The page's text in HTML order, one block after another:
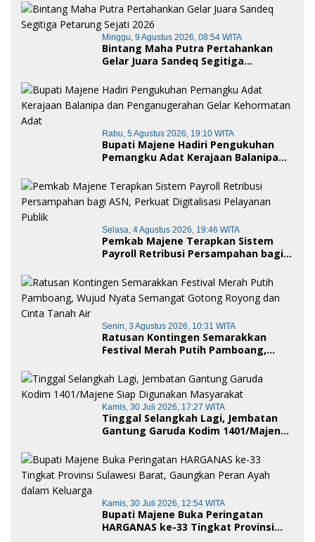
Minggu, 9 Agustus 2026, 08:54 WITA
Bintang Maha Putra Pertahankan
Gelar Juara Sandeq Segitiga
Rabu, 5 Agustus 2026, 19:10 WITA
Bupati Majene Hadiri Pengukuhan
Pemangku Adat Kerajaan Balanipa
Kehormatan Adat
Selasa, 4 Agustus 2026, 19:46 WITA
Pemkab Majene Terapkan Sistem
Payroll Retribusi Persampahan bagi
Publik
Senin, 3 Agustus 2026, 10:31 WITA
Ratusan Kontingen Semarakkan
Festival Merah Putih Pamboang,
Royong dan Cinta Tanah Air
Kamis, 30 Juli 2026, 17:27 WITA
Tinggal Selangkah Lagi, Jembatan
Gantung Garuda Kodim 1401/Majene
Kamis, 30 Juli 2026, 12:54 WITA
Bupati Majene Buka Peringatan
HARGANAS ke-33 Tingkat Provinsi